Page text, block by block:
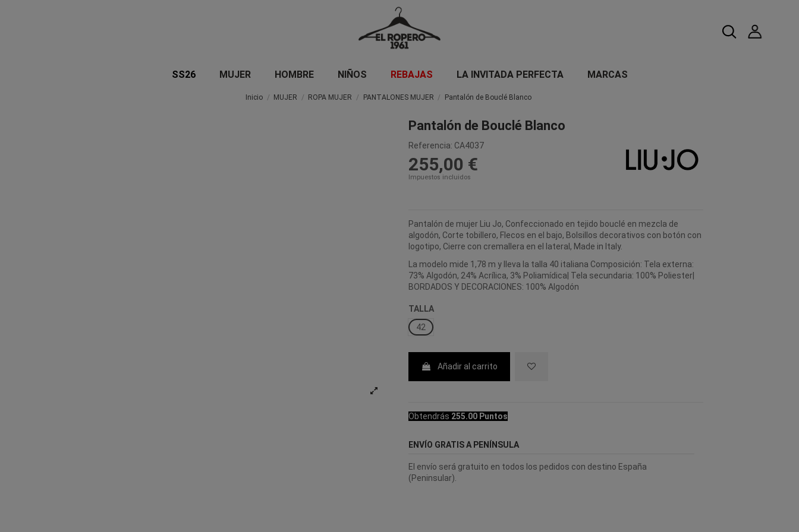
SS26 MUJER HOMBRE NIÑOS REBAJAS LA INVITADA PERFECTA MARCAS
Inicio MUJER ROPA MUJER PANTALONES MUJER Pantalón de Bouclé Blanco
Pantalón de Bouclé Blanco
Referencia: CA4037
255,00 €
Impuestos incluidos
Pantalón de mujer Liu Jo, Confeccionado en tejido bouclé en mezcla de
algodón, Corte tobillero, Flecos en el bajo, Bolsillos decorativos con botón con
logotipo, Cierre con cremallera en el lateral, Made in Italy.
La modelo mide 1,78 m y lleva la talla 40 italiana Composición: Tela externa:
73% Algodón, 24% Acrílica, 3% Poliamídica| Tela secundaria: 100% Poliester|
BORDADOS Y DECORACIONES: 100% Algodón
TALLA
42
Añadir al carrito
Obtendrás 255.00 Puntos
ENVÍO GRATIS A PENÍNSULA
El envío será gratuito en todos los pedidos con destino España
(Peninsular).